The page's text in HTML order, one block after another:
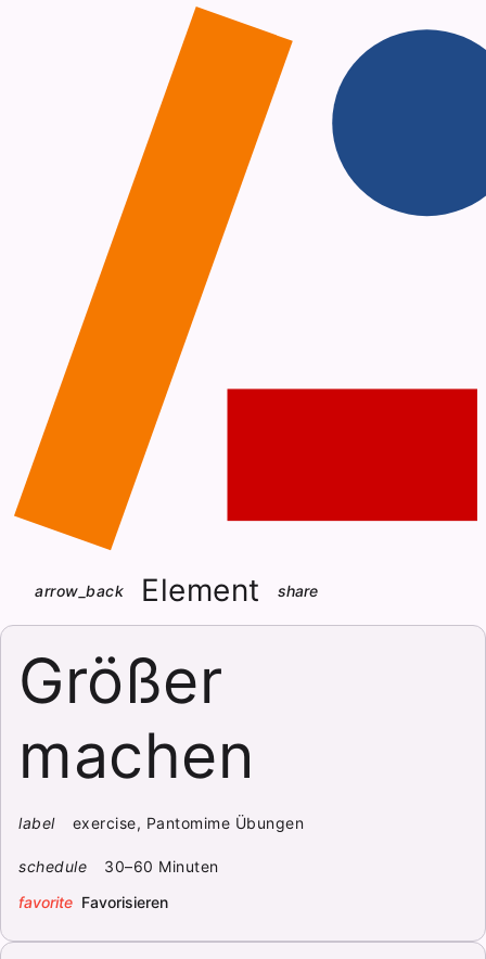
arrow_back Element share
Größer
machen
label exercise, Pantomime Übungen
schedule
30–60 Minuten
favorite Favorisieren